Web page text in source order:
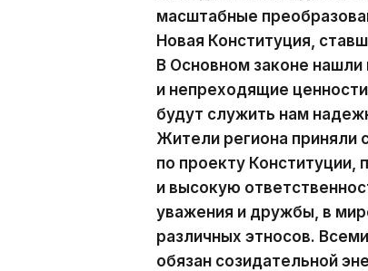
масштабные
Новая Конституция,
В Основном законе
и непреходящие
будут служить нам
Жители региона приняли
по проекту Конституции,
и высокую
уважения и дружбы, в
различных этносов.
обязан созидательной